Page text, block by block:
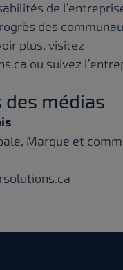
de
des
plus, visitez
ou suivez
des médias
Marque et